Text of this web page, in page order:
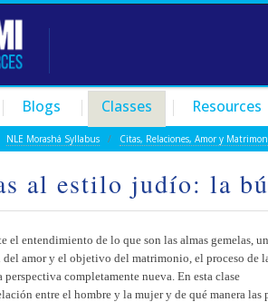
Blogs Classes Resources
NLE Morashá Syllabus / Citas, Relaciones, Amor y
al estilo judío: la
el entendimiento de lo que son las almas gemelas, un
amor y el objetivo del matrimonio, el proceso de
perspectiva completamente nueva. En esta clase
entre el hombre y la mujer y de qué manera las